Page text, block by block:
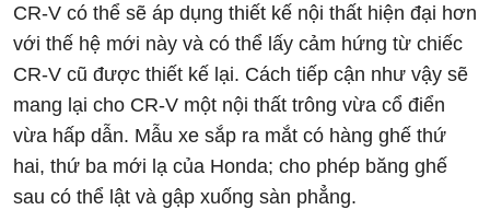
CR-V có thể sẽ áp dụng thiết kế nội thất hiện đại hơn
với thế hệ mới này và có thể lấy cảm hứng từ chiếc
CR-V cũ được thiết kế lại. Cách tiếp cận như vậy sẽ
mang lại cho CR-V một nội thất trông vừa cổ điển
vừa hấp dẫn. Mẫu xe sắp ra mắt có hàng ghế thứ
hai, thứ ba mới lạ của Honda; cho phép băng ghế
sau có thể lật và gập xuống sàn phẳng.